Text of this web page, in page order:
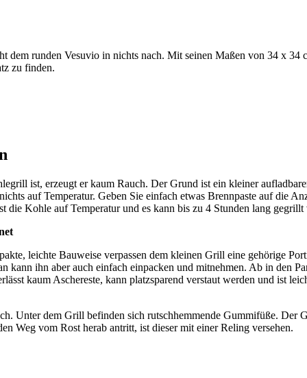
dem runden Vesuvio in nichts nach. Mit seinen Maßen von 34 x
zu finden.
ist, erzeugt er kaum Rauch. Der Grund ist ein kleiner
auf Temperatur. Geben Sie einfach etwas Brennpaste auf die
die Kohle auf Temperatur und es kann bis zu 4 Stunden lang gegrillt
leichte Bauweise verpassen dem kleinen Grill eine gehörige
kann ihn aber auch einfach einpacken und mitnehmen. Ab in den
kaum Aschereste, kann platzsparend verstaut werden und ist
Unter dem Grill befinden sich rutschhemmende Gummifüße.
Weg vom Rost herab antritt, ist dieser mit einer Reling versehen.